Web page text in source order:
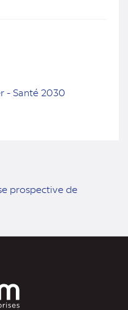
- Santé 2030
prospective de